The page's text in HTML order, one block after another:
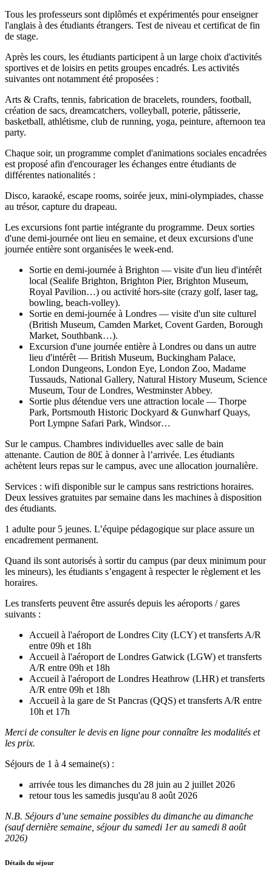
Tous les professeurs sont diplômés et expérimentés pour enseigner
l'anglais à des étudiants étrangers. Test de niveau et certificat de fin
de stage.
Après les cours, les étudiants participent à un large choix d'activités
sportives et de loisirs en petits groupes encadrés. Les activités
suivantes ont notamment été proposées :
Arts & Crafts, tennis, fabrication de bracelets, rounders, football,
création de sacs, dreamcatchers, volleyball, poterie, pâtisserie,
basketball, athlétisme, club de running, yoga, peinture, afternoon tea
party.
Chaque soir, un programme complet d'animations sociales encadrées
est proposé afin d'encourager les échanges entre étudiants de
différentes nationalités :
Disco, karaoké, escape rooms, soirée jeux, mini-olympiades, chasse
au trésor, capture du drapeau.
Les excursions font partie intégrante du programme. Deux sorties
d'une demi-journée ont lieu en semaine, et deux excursions d'une
journée entière sont organisées le week-end.
Sortie en demi-journée à Brighton — visite d'un lieu d'intérêt
local (Sealife Brighton, Brighton Pier, Brighton Museum,
Royal Pavilion…) ou activité hors-site (crazy golf, laser tag,
bowling, beach-volley).
Sortie en demi-journée à Londres — visite d'un site culturel
(British Museum, Camden Market, Covent Garden, Borough
Market, Southbank…).
Excursion d'une journée entière à Londres ou dans un autre
lieu d'intérêt — British Museum, Buckingham Palace,
London Dungeons, London Eye, London Zoo, Madame
Tussauds, National Gallery, Natural History Museum, Science
Museum, Tour de Londres, Westminster Abbey.
Sortie plus détendue vers une attraction locale — Thorpe
Park, Portsmouth Historic Dockyard & Gunwharf Quays,
Port Lympne Safari Park, Windsor…
Sur le campus. Chambres individuelles avec salle de bain
attenante. Caution de 80£ à donner à l’arrivée. Les étudiants
achètent leurs repas sur le campus, avec une allocation journalière.
Services : wifi disponible sur le campus sans restrictions horaires.
Deux lessives gratuites par semaine dans les machines à disposition
des étudiants.
1 adulte pour 5 jeunes. L’équipe pédagogique sur place assure un
encadrement permanent.
Quand ils sont autorisés à sortir du campus (par deux minimum pour
les mineurs), les étudiants s’engagent à respecter le règlement et les
horaires.
Les transferts peuvent être assurés depuis les aéroports / gares
suivants :
Accueil à l'aéroport de Londres City (LCY) et transferts A/R
entre 09h et 18h
Accueil à l'aéroport de Londres Gatwick (LGW) et transferts
A/R entre 09h et 18h
Accueil à l'aéroport de Londres Heathrow (LHR) et transferts
A/R entre 09h et 18h
Accueil à la gare de St Pancras (QQS) et transferts A/R entre
10h et 17h
Merci de consulter le devis en ligne pour connaître les modalités et
les prix.
Séjours de 1 à 4 semaine(s) :
arrivée tous les dimanches du 28 juin au 2 juillet 2026
retour tous les samedis jusqu'au 8 août 2026
N.B. Séjours d’une semaine possibles du dimanche au dimanche
(sauf dernière semaine, séjour du samedi 1er au samedi 8 août
2026)
Détails du séjour